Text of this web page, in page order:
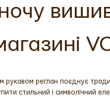
рукавом реглан поєднує
стильний і символічний